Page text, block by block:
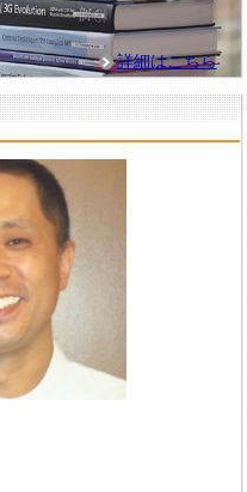
詳細はこちら